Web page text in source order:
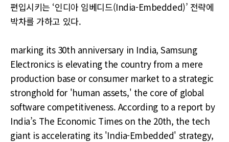
편입시키는 ‘인디아 임베디드(India-Embedded)’ 전략에
박차를 가하고 있다.
marking its 30th anniversary in India, Samsung
Electronics is elevating the country from a mere
production base or consumer market to a strategic
stronghold for 'human assets,' the core of global
software competitiveness. According to a report by
India’s The Economic Times on the 20th, the tech
giant is accelerating its 'India-Embedded' strategy,